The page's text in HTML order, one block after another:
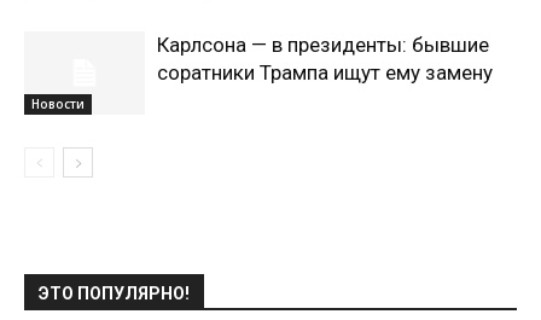
Новости
Карлсона — в президенты: бывшие
соратники Трампа ищут ему замену
ЭТО ПОПУЛЯРНО!